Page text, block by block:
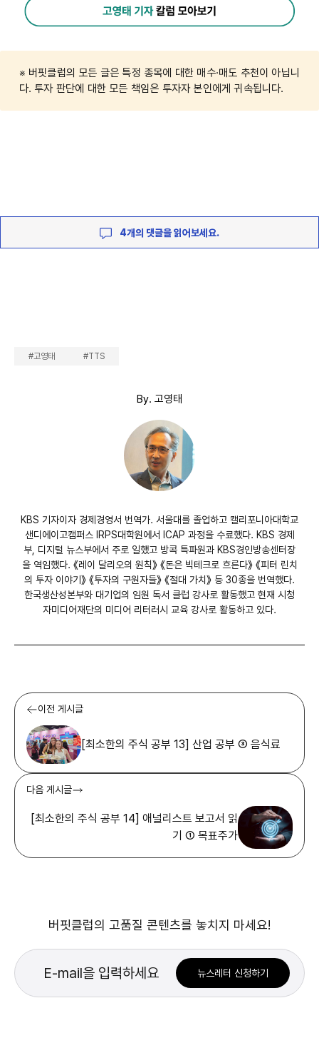
※ 버핏클럽의 모든 글은 특정 종목에 대한 매수·매도 추천이 아닙니
다. 투자 판단에 대한 모든 책임은 투자자 본인에게 귀속됩니다.
4개의 댓글을 읽어보세요.
#고영태 #TTS
By. 고영태
KBS 기자이자 경제경영서 번역가. 서울대를 졸업하고 캘리포니아대학교
샌디에이고캠퍼스 IRPS대학원에서 ICAP 과정을 수료했다. KBS 경제
부, 디지털 뉴스부에서 주로 일했고 방콕 특파원과 KBS경인방송센터장
을 역임했다. 《레이 달리오의 원칙》 《돈은 빅테크로 흐른다》 《피터 린치
의 투자 이야기》 《투자의 구원자들》 《절대 가치》 등 30종을 번역했다.
한국생산성본부와 대기업의 임원 독서 클럽 강사로 활동했고 현재 시청
자미디어재단의 미디어 리터러시 교육 강사로 활동하고 있다.
이전 게시글
[최소한의 주식 공부 13] 산업 공부 ③ 음식료
다음 게시글
[최소한의 주식 공부 14] 애널리스트 보고서 읽
기 ① 목표주가
버핏클럽의 고품질 콘텐츠를 놓치지 마세요!
뉴스레터 신청하기